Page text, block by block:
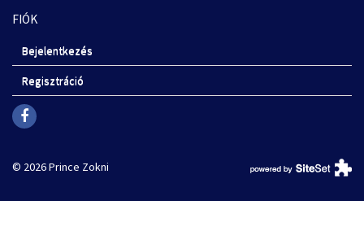
FIÓK
Bejelentkezés
Regisztráció
© 2026 Prince Zokni